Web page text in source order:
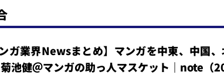
ンガ業界Newsまとめ】マンガを中東、中国
池健＠マンガの助っ人マスケット｜note（